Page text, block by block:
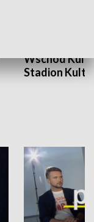
Wschód
Stadion